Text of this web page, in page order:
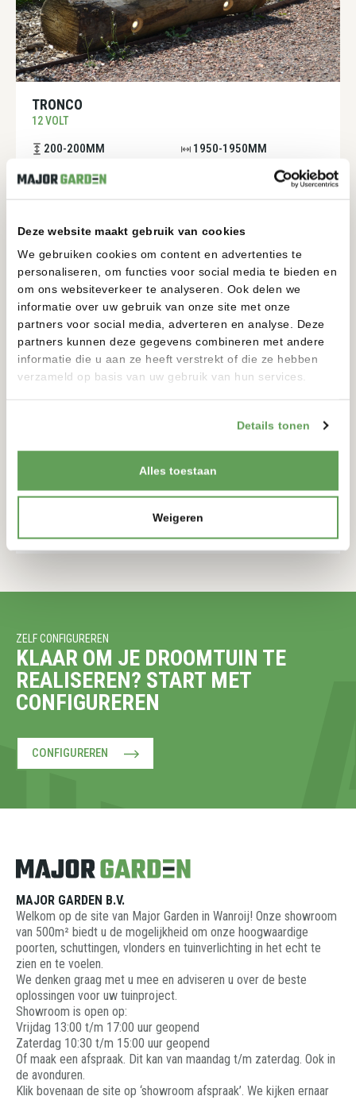
Deze website maakt gebruik van cookies
We gebruiken cookies om content en advertenties te
personaliseren, om functies voor social media te bieden en
om ons websiteverkeer te analyseren. Ook delen we
informatie over uw gebruik van onze site met onze
partners voor social media, adverteren en analyse. Deze
partners kunnen deze gegevens combineren met andere
informatie die u aan ze heeft verstrekt of die ze hebben
verzameld op basis van uw gebruik van hun services.
Details tonen
Alles toestaan
Weigeren
TRONCO
12 VOLT
200-200MM 1950-1950MM
12 VOLT
175-175MM
BEKIJKEN
ZELF CONFIGUREREN
KLAAR OM JE DROOMTUIN TE
REALISEREN? START MET
CONFIGUREREN
CONFIGUREREN
MAJOR GARDEN B.V.
Welkom op de site van Major Garden in Wanroij! Onze showroom
van 500m² biedt u de mogelijkheid om onze hoogwaardige
poorten, schuttingen, vlonders en tuinverlichting in het echt te
zien en te voelen.
We denken graag met u mee en adviseren u over de beste
oplossingen voor uw tuinproject.
Showroom is open op:
Vrijdag 13:00 t/m 17:00 uur geopend
Zaterdag 10:30 t/m 15:00 uur geopend
Of maak een afspraak. Dit kan van maandag t/m zaterdag. Ook in
de avonduren.
Klik bovenaan de site op ‘showroom afspraak’. We kijken ernaar